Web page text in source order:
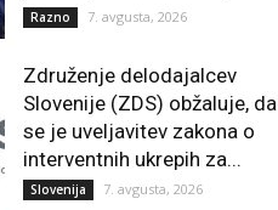
Razno 7. avgusta, 2026
Združenje delodajalcev
Slovenije (ZDS) obžaluje, da
se je uveljavitev zakona o
interventnih ukrepih za...
Slovenija 7. avgusta, 2026